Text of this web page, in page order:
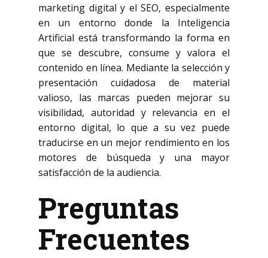
marketing digital y el SEO, especialmente
en un entorno donde la Inteligencia
Artificial está transformando la forma en
que se descubre, consume y valora el
contenido en línea. Mediante la selección y
presentación cuidadosa de material
valioso, las marcas pueden mejorar su
visibilidad, autoridad y relevancia en el
entorno digital, lo que a su vez puede
traducirse en un mejor rendimiento en los
motores de búsqueda y una mayor
satisfacción de la audiencia.
Preguntas
Frecuentes